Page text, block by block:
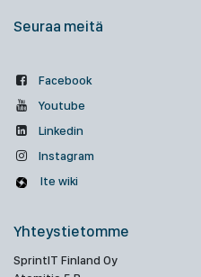
Seuraa meitä
Facebook
Youtube
Linkedin
Instagram
Ite wiki
Yhteystietomme
SprintIT Finland Oy